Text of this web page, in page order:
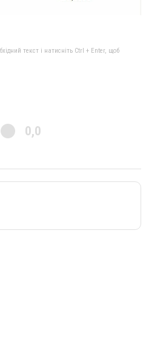
текст і натисніть Ctrl + Enter, щоб
0,0